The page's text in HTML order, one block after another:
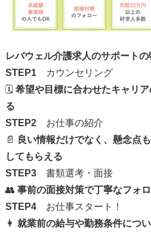
レバウェル介護求人のサポートの
STEP1 カウンセリング
🗓️ 希望や目標に合わせたキャリ
る
STEP2 お仕事の紹介
📄
良い情報だけでなく、懸念点
してもらえる
STEP3 書類選考・面接
👥 事前の面接対策で丁寧なフォ
STEP4 お仕事スタート！
👩 就業前の給与や勤務条件につ